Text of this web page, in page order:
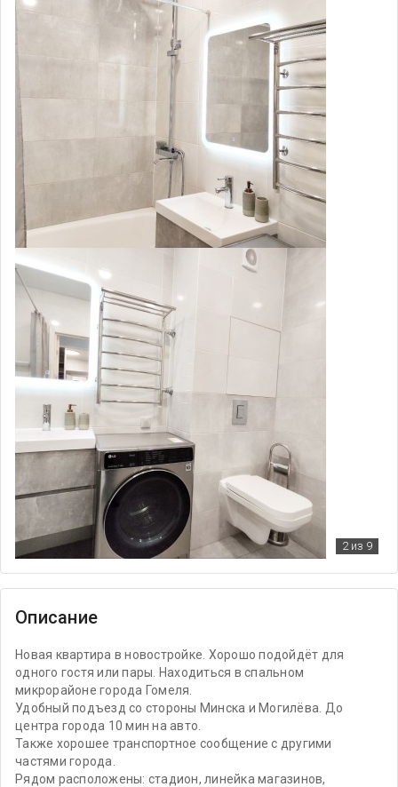
2из 9
Описание
Новая квартира в новостройке. Хорошо подойдёт для
одного гостя или пары. Находиться в спальном
микрорайоне города Гомеля.
Удобный подъезд со стороны Минска и Могилёва. До
центра города 10 мин на авто.
Также хорошее транспортное сообщение с другими
частями города.
Рядом расположены: стадион, линейка магазинов,